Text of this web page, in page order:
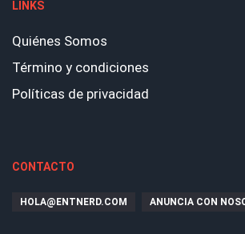
LINKS
Quiénes Somos
Término y condiciones
Políticas de privacidad
CONTACTO
HOLA@ENTNERD.COM ANUNCIA CON